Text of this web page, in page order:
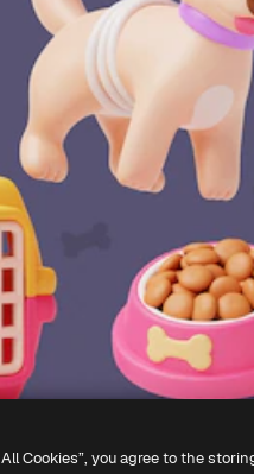
Cookies”, you agree to the